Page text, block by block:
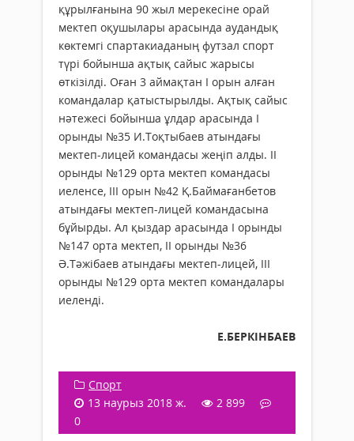
құрылғанына 90 жыл мерекесіне орай
мектеп оқушылары арасында аудандық
көктемгі спартакиаданың футзал спорт
түрі бойынша ақтық сайыс жарысы
өткізілді. Оған 3 аймақтан І орын алған
командалар қатыстырылды. Ақтық сайыс
нәтежесі бойынша ұлдар арасында І
орынды №35 И.Тоқтыбаев атындағы
мектеп-лицей командасы жеңіп алды. II
орынды №129 орта мектеп командасы
иеленсе, III орын №42 Қ.Баймағанбетов
атындағы мектеп-лицей командасына
бұйырды. Ал қыздар арасында I орынды
№147 орта мектеп, II орынды №36
Ә.Тәжібаев атындағы мектеп-лицей, III
орынды №129 орта мектеп командалары
иеленді.
Е.БЕРКІНБАЕВ
Спорт
13 наурыз 2018 ж.
2 899
0